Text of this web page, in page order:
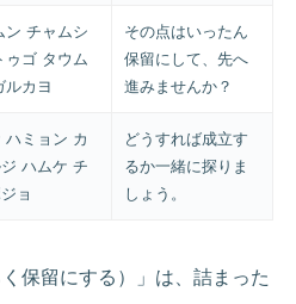
ン チャムシ
ゥゴ タウム
ルカヨ
その点はいったん
保留にして、先へ
進みませんか？
ハミョン カ
ハムケ チ
ョ
どうすれば成立す
るか一緒に探りま
しょう。
保留にする）」は、詰まった